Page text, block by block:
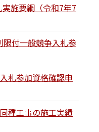
施要綱（令和7年7
付一般競争入札参
札参加資格確認申
種工事の施工実績